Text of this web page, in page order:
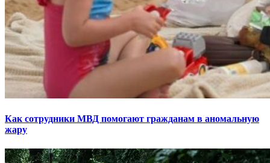
Как сотрудники МВД помогают гражданам в аномальную
жару